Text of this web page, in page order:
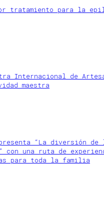
tratamiento para la
Internacional de
maestra
“La diversión de
con una ruta de
para toda la familia